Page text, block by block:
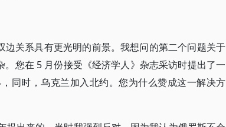
关系具有更光明的前景。我想问的第二个问题关于
您在 5 月份接受《经济学人》杂志采访时提出了一
同时，乌克兰加入北约。您为什么赞成这一解决方